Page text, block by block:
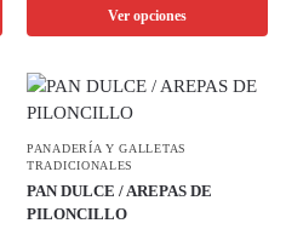
Ver opciones
PANADERÍA Y GALLETAS
TRADICIONALES
PAN DULCE / AREPAS DE
PILONCILLO